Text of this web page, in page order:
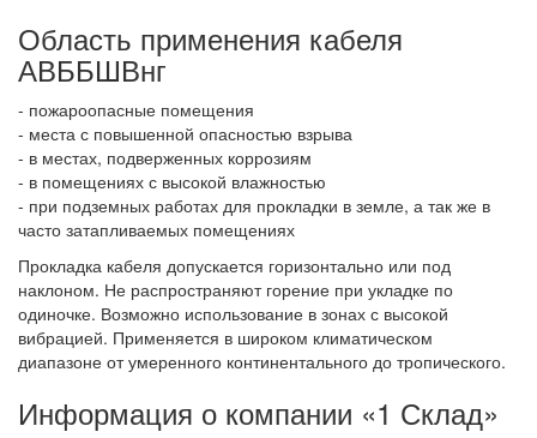
Область применения кабеля
АВББШВнг
- пожароопасные помещения
- места с повышенной опасностью взрыва
- в местах, подверженных коррозиям
- в помещениях с высокой влажностью
- при подземных работах для прокладки в земле, а так же в
часто затапливаемых помещениях
Прокладка кабеля допускается горизонтально или под
наклоном. Не распространяют горение при укладке по
одиночке. Возможно использование в зонах с высокой
вибрацией. Применяется в широком климатическом
диапазоне от умеренного континентального до тропического.
Информация о компании «1 Склад»